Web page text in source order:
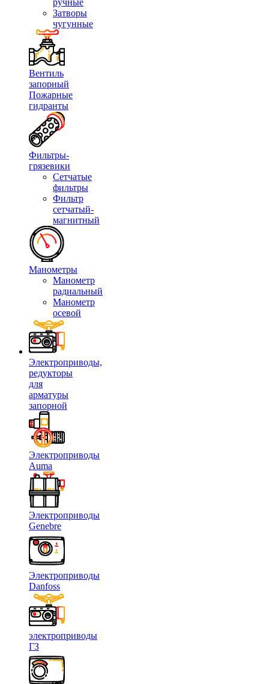
ручные
Затворы
чугунные
Вентиль
запорный
Пожарные
гидранты
Фильтры-
грязевики
Сетчатые
фильтры
Фильтр
сетчатый-
магнитный
Манометры
Манометр
радиальный
Манометр
осевой
Электроприводы,
редукторы
для
арматуры
запорной
Электроприводы
Auma
Электроприводы
Genebre
Электроприводы
Danfoss
электроприводы
ГЗ